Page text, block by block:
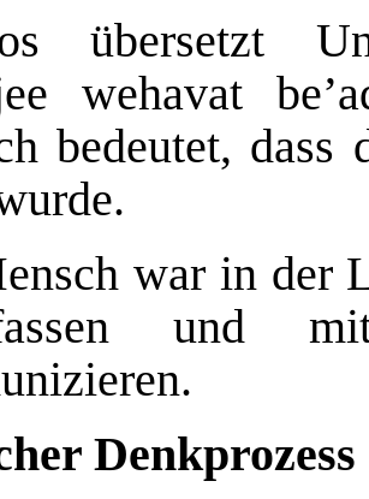
übersetzt
wehavat
bedeutet, dass
war in der
und